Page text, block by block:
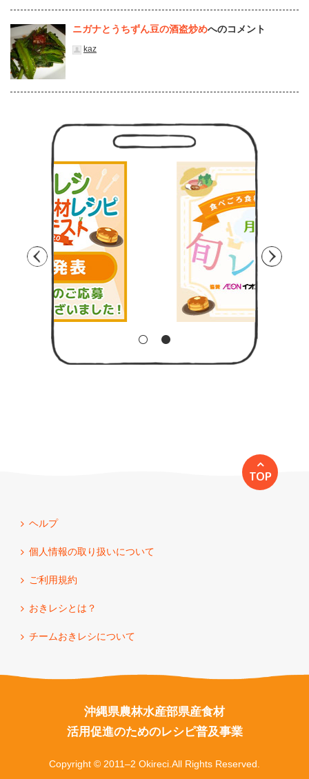
ニガナとうちずん豆の酒盗炒めへのコメント
kaz
TOP
ヘルプ
個人情報の取り扱いについて
ご利用規約
おきレシとは？
チームおきレシについて
沖縄県農林水産部県産食材
活用促進のためのレシピ普及事業
Copyright © 2011–2 Okireci.All Rights Reserved.